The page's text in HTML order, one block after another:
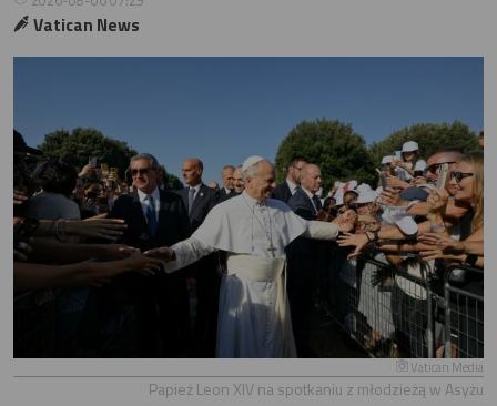
Vatican News
Vatican Media
Papież Leon XIV na spotkaniu z młodzieżą w Asyżu